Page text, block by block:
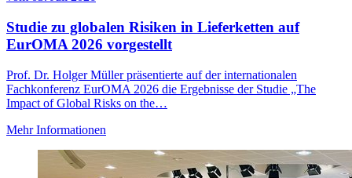
Studie zu globalen Risiken in Lieferketten auf
EurOMA 2026 vorgestellt
Prof. Dr. Holger Müller präsentierte auf der internationalen
Fachkonferenz EurOMA 2026 die Ergebnisse der Studie „The
Impact of Global Risks on the…
Mehr Informationen